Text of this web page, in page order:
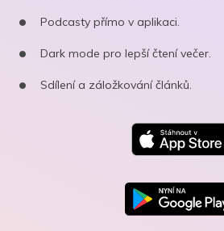
Podcasty přímo v aplikaci.
Dark mode pro lepší čtení večer.
Sdílení a záložkování článků.